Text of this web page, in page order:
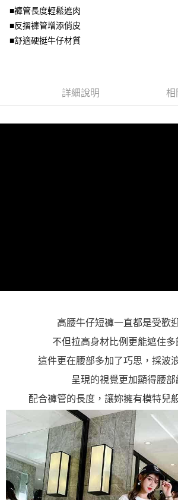
1.本服務係由「台灣大哥大股份有限公司」（以下簡
用戶於交易時，得透過本服務購買商品或服務，並由
買賣價金債權讓與本公司後，依約使用本公司帳單繳
資料（包含姓名、電話或地址）提供予台灣大哥大
※ 請注意：結帳手續完成當下不需立刻繳費，但若
購買商品的店家。未經商家同意取消之訂單仍視為
後付繳納相關費用。
※ 交易是否成功請以「AFTEE先享後付 」之結帳頁
１．透過由恩沛科技股份有限公司提供之「AFTEE
２．關於個人資料處理事宜，請瀏覽以下網址：
每筆NT$70，滿NT$799(含以上)免運費
付款後7-11取貨
每筆NT$100，滿NT$1,000(含以上)免運費
■褲管長度輕鬆遮肉
■反摺褲管增添俏皮
■舒適硬挺牛仔材質
詳細說明 相
高腰牛仔短褲一直都是受歡
不但拉高身材比例更能遮住多
這件更在腰部多加了巧思，採波
呈現的視覺更加顯得腰部
配合褲管的長度，讓妳擁有模特兒